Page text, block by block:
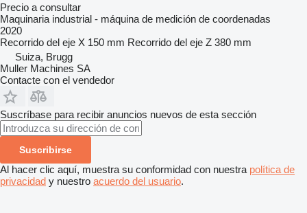
Precio a consultar
Maquinaria industrial - máquina de medición de coordenadas
2020
Recorrido del eje X 150 mm Recorrido del eje Z 380 mm
Suiza, Brugg
Muller Machines SA
Contacte con el vendedor
Suscríbase para recibir anuncios nuevos de esta sección
Suscribirse
Al hacer clic aquí, muestra su conformidad con nuestra política de
privacidad y nuestro acuerdo del usuario.